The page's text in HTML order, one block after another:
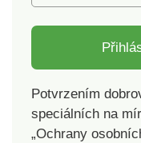
Potvrzením
speciálních na
„Ochrany